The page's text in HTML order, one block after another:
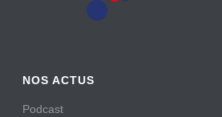
NOS ACTUS
Podcast